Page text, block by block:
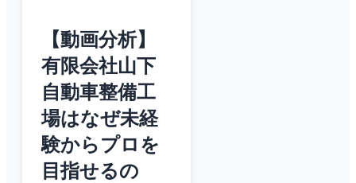
【動画分析】
有限会社山下
自動車整備工
場はなぜ未経
験からプロを
目指せるの